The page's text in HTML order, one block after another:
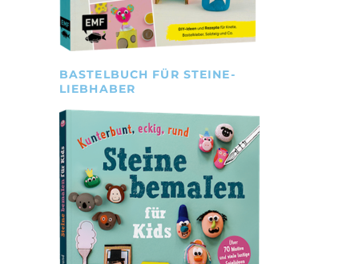
BASTELBUCH FÜR STEINE-
LIEBHABER